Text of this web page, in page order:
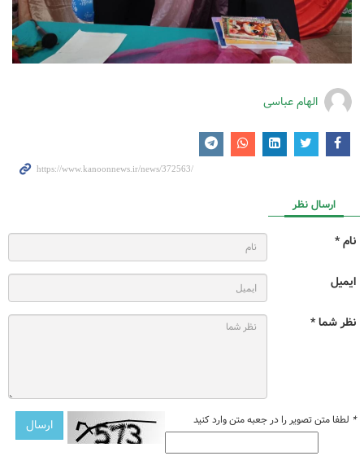
الهام عباسی
ارسال نظر
نام *
ایمیل
نظر شما *
* لطفا متن تصویر را در جعبه متن وارد کنید